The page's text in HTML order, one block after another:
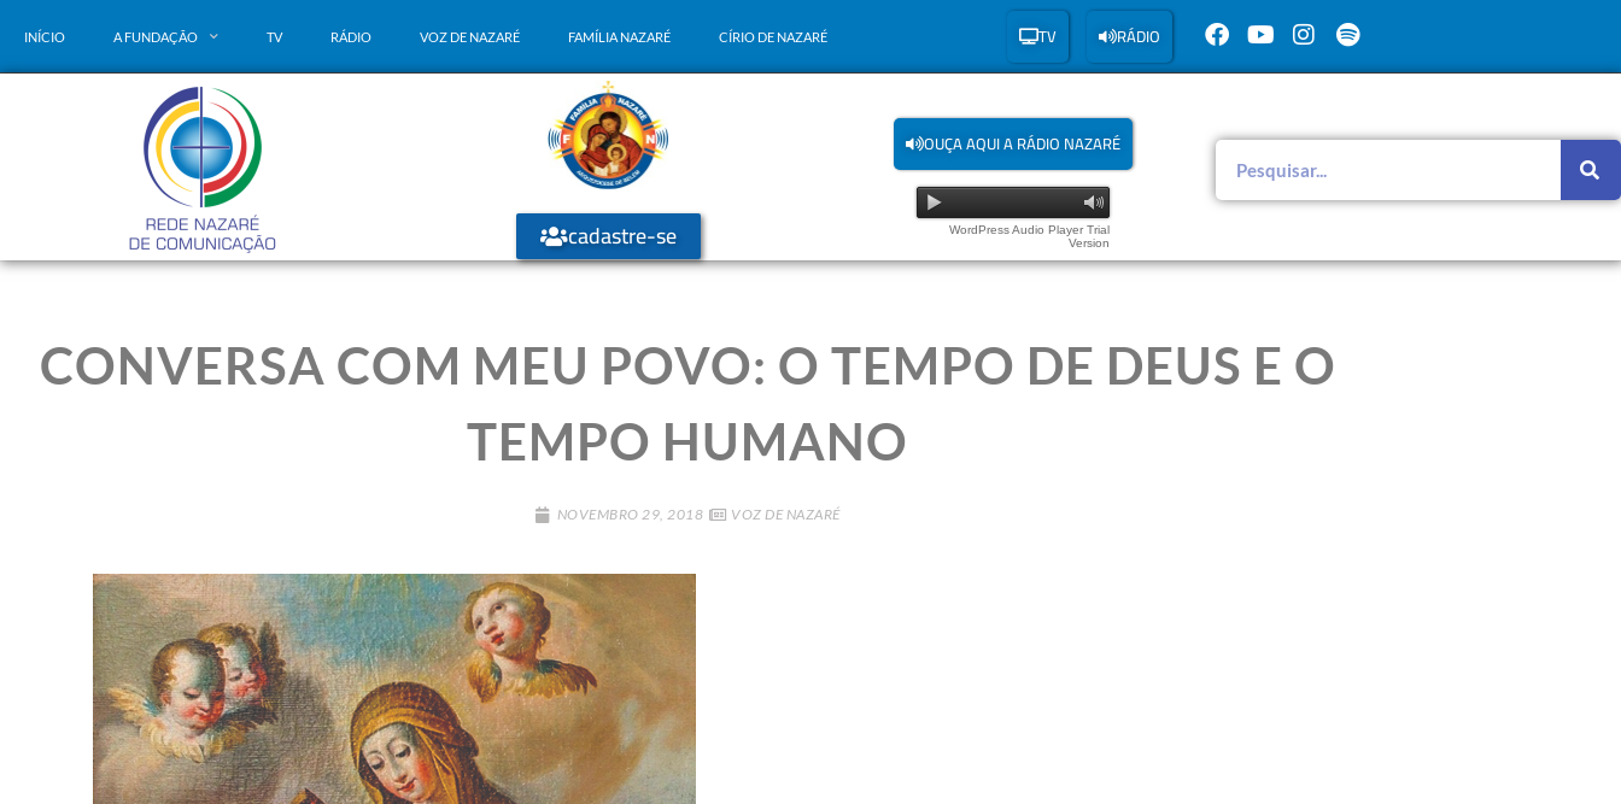
INÍCIO A FUNDAÇÃO TV RÁDIO VOZ DE NAZARÉ FAMÍLIA NAZARÉ CÍRIO DE NAZARÉ TV RÁDIO
cadastre-se
OUÇA AQUI A RÁDIO NAZARÉ
WordPress Audio Player Trial
Version
CONVERSA COM MEU POVO: O TEMPO DE DEUS E O
TEMPO HUMANO
NOVEMBRO 29, 2018 VOZ DE NAZARÉ